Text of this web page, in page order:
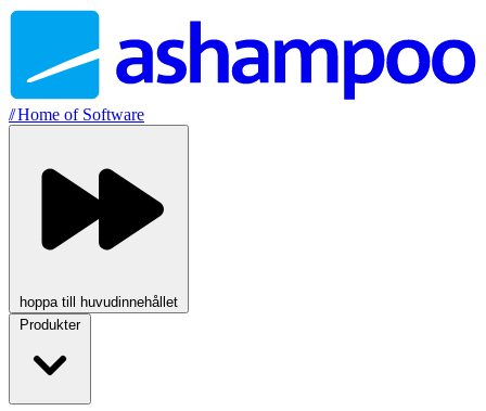
//Home of Software
hoppa till huvudinnehållet
Produkter